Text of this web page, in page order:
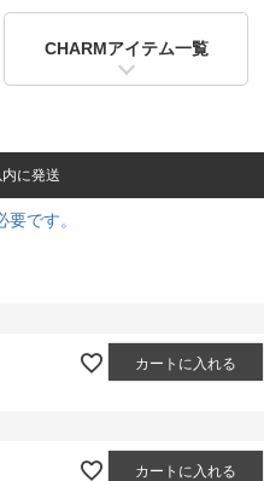
CHARMアイテム一覧
に発送
です。
カートに入れる
カートに入れる